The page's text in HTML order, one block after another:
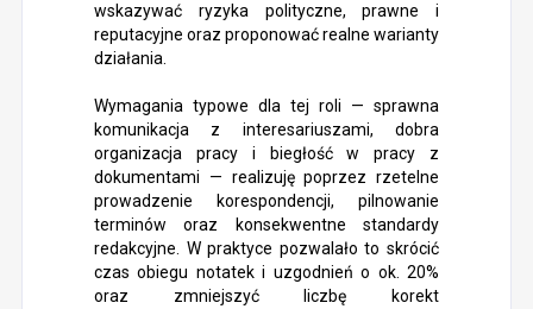
wskazywać ryzyka polityczne, prawne i
reputacyjne oraz proponować realne warianty
działania.
Wymagania typowe dla tej roli — sprawna
komunikacja z interesariuszami, dobra
organizacja pracy i biegłość w pracy z
dokumentami — realizuję poprzez rzetelne
prowadzenie korespondencji, pilnowanie
terminów oraz konsekwentne standardy
redakcyjne. W praktyce pozwalało to skrócić
czas obiegu notatek i uzgodnień o ok. 20%
oraz zmniejszyć liczbę korekt